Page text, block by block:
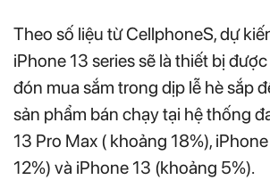
Theo số liệu từ CellphoneS, dự
iPhone 13 series sẽ là thiết bị
đón mua sắm trong dịp lễ hè sắp
sản phẩm bán chạy tại hệ thống
13 Pro Max ( khoảng 18%),
12%) và iPhone 13 (khoảng 5%).